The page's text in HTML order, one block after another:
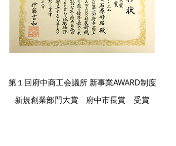
第１回府中商工会議所 新事業AWARD制度
新規創業部門大賞 府中市長賞 受賞